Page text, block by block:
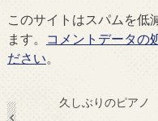
このサイトはスパムを低
ます。
コメントデータの
ださい。
久しぶりのピアノ